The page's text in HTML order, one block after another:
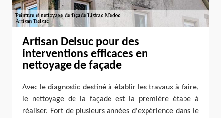
Artisan Delsuc pour des
interventions efficaces en
nettoyage de façade
Avec le diagnostic destiné à établir les travaux à faire,
le nettoyage de la façade est la première étape à
réaliser. Fort de plusieurs années d'expérience dans le